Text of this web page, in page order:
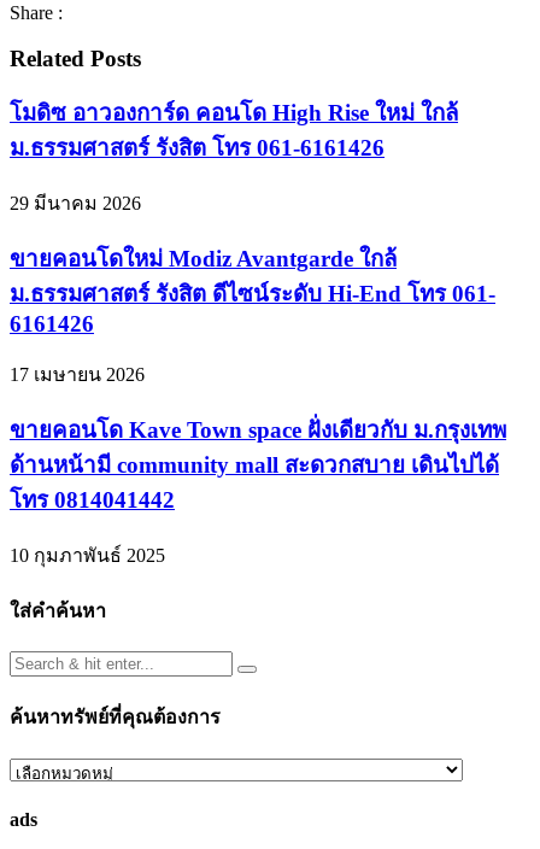
Share :
Related Posts
โมดิซ อาวองการ์ด คอนโด High Rise ใหม่ ใกล้
ม.ธรรมศาสตร์ รังสิต โทร 061-6161426
29 มีนาคม 2026
ขายคอนโดใหม่ Modiz Avantgarde ใกล้
ม.ธรรมศาสตร์ รังสิต ดีไซน์ระดับ Hi-End โทร 061-
6161426
17 เมษายน 2026
ขายคอนโด Kave Town space ฝั่งเดียวกับ ม.กรุงเทพ
ด้านหน้ามี community mall สะดวกสบาย เดินไปได้
โทร 0814041442
10 กุมภาพันธ์ 2025
ใส่คำค้นหา
ค้นหาทรัพย์ที่คุณต้องการ
ค้นหา
ที่
ads